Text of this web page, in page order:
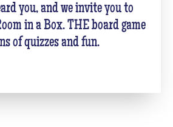
you, and we invite you to
in a Box. THE board game
of quizzes and fun.